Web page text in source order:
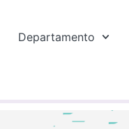
Departamento